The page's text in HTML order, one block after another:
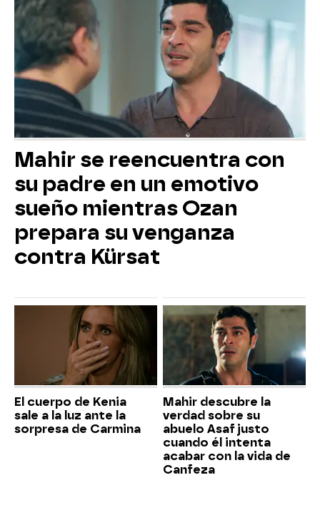
Mahir se reencuentra con
su padre en un emotivo
sueño mientras Ozan
prepara su venganza
contra Kürsat
El cuerpo de Kenia
sale a la luz ante la
sorpresa de Carmina
Mahir descubre la
verdad sobre su
abuelo Asaf justo
cuando él intenta
acabar con la vida de
Canfeza